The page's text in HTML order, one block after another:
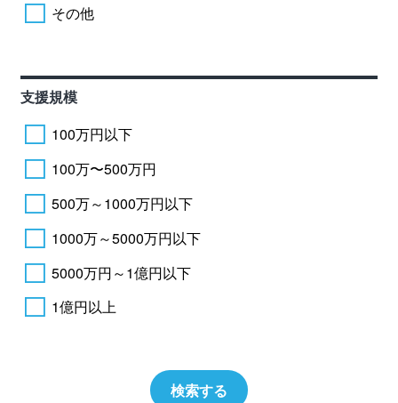
その他
支援規模
100万円以下
100万〜500万円
500万～1000万円以下
1000万～5000万円以下
5000万円～1億円以下
1億円以上